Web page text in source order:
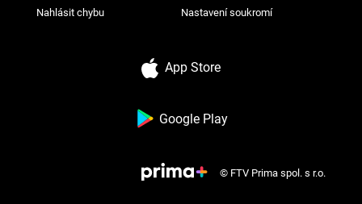
Nahlásit chybu Nastavení soukromí
App Store
Google Play
© FTV Prima spol. s r.o.